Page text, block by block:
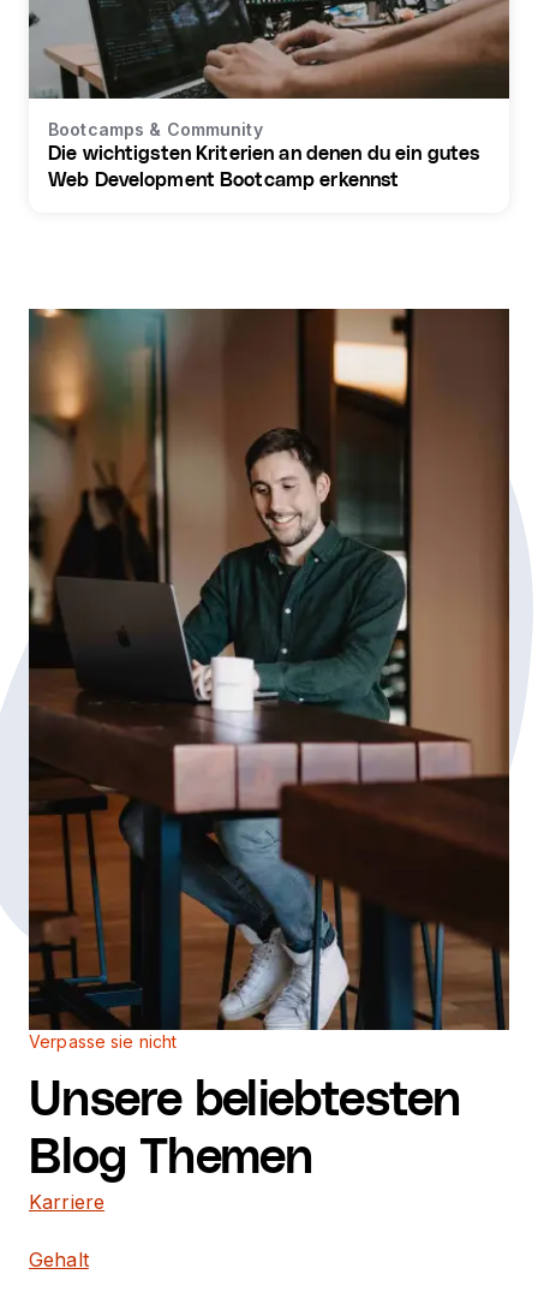
Bootcamps & Community
Die wichtigsten Kriterien an denen du ein gutes
Web Development Bootcamp erkennst
Verpasse sie nicht
Unsere beliebtesten
Blog Themen
Karriere
Gehalt